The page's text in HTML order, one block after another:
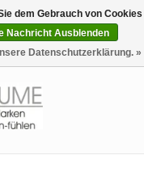
0 Artikel - €0,00
dem Gebrauch von Cookies
Nachricht Ausblenden
Datenschutzerklärung. »